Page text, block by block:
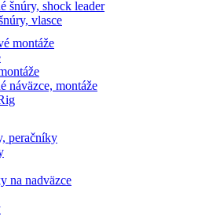
šnúry, shock leader
vlasce
montáže
náväzce, montáže
peračníky
na nadväzce